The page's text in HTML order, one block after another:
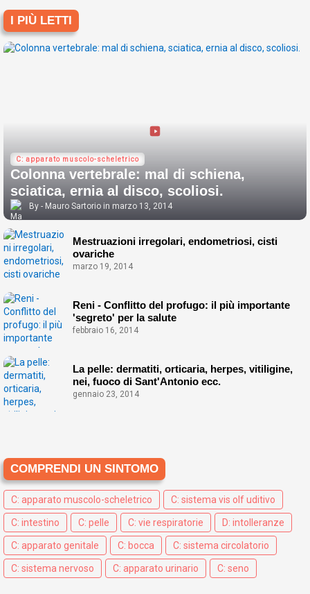
I PIÙ LETTI
C: apparato muscolo-scheletrico
Colonna vertebrale: mal di schiena,
sciatica, ernia al disco, scoliosi.
Mauro Sartorio marzo 13, 2014
Mestruazioni irregolari, endometriosi, cisti
ovariche
marzo 19, 2014
Reni - Conflitto del profugo: il più importante
'segreto' per la salute
febbraio 16, 2014
La pelle: dermatiti, orticaria, herpes, vitiligine,
nei, fuoco di Sant'Antonio ecc.
gennaio 23, 2014
COMPRENDI UN SINTOMO
C: apparato muscolo-scheletrico C: sistema vis olf uditivo
C: intestino C: pelle C: vie respiratorie D: intolleranze
C: apparato genitale C: bocca C: sistema circolatorio
C: sistema nervoso C: apparato urinario C: seno